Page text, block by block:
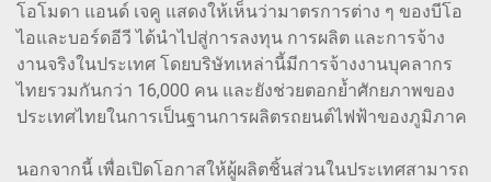
โอโมดา แอนด์ เจคู แสดงให้เห็นว่ามาตรการต่าง ๆ ของบีโอ
ไอและบอร์ดอีวี ได้นำไปสู่การลงทุน การผลิต และการจ้าง
งานจริงในประเทศ โดยบริษัทเหล่านี้มีการจ้างงานบุคลากร
ไทยรวมกันกว่า 16,000 คน และยังช่วยตอกย้ำศักยภาพของ
ประเทศไทยในการเป็นฐานการผลิตรถยนต์ไฟฟ้าของภูมิภาค
นอกจากนี้ เพื่อเปิดโอกาสให้ผู้ผลิตชิ้นส่วนในประเทศสามารถ